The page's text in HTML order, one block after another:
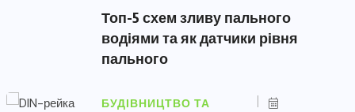
Топ-5 схем зливу пального
водіями та як датчики рівня
пального
БУДІВНИЦТВО ТА